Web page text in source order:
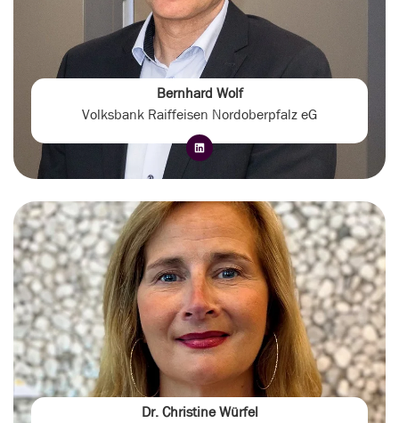
Bernhard Wolf
Volksbank Raiffeisen Nordoberpfalz eG
Dr. Christine Würfel